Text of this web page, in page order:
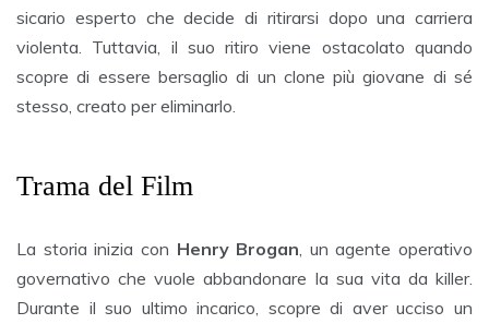
sicario esperto che decide di ritirarsi dopo una carriera
violenta. Tuttavia, il suo ritiro viene ostacolato quando
scopre di essere bersaglio di un clone più giovane di sé
stesso, creato per eliminarlo.
Trama del Film
La storia inizia con Henry Brogan , un agente operativo
governativo che vuole abbandonare la sua vita da killer.
Durante il suo ultimo incarico, scopre di aver ucciso un